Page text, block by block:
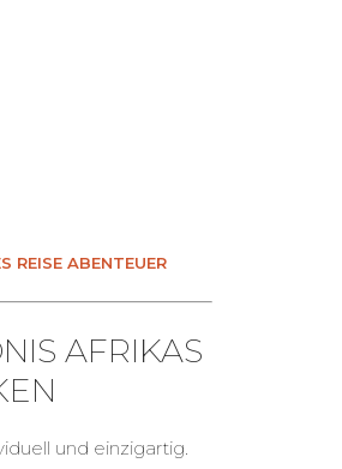
REISE ABENTEUER
AFRIKAS
und einzigartig.